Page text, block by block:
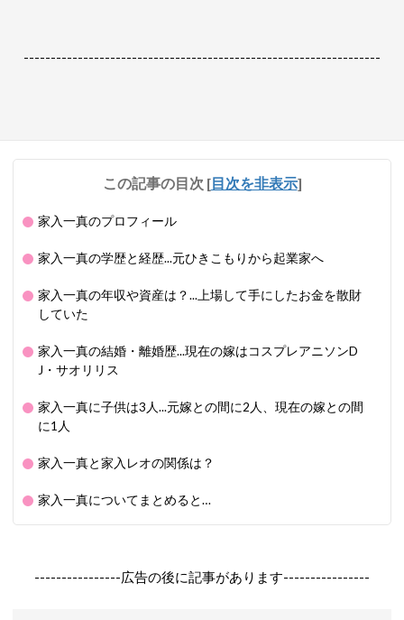
------------------------------------------------------------------
この記事の目次 [目次を非表示]
家入一真のプロフィール
家入一真の学歴と経歴...元ひきこもりから起業家へ
家入一真の年収や資産は？...上場して手にしたお金を散財
していた
家入一真の結婚・離婚歴...現在の嫁はコスプレアニソンD
J・サオリリス
家入一真に子供は3人...元嫁との間に2人、現在の嫁との間
に1人
家入一真と家入レオの関係は？
家入一真についてまとめると…
----------------広告の後に記事があります----------------